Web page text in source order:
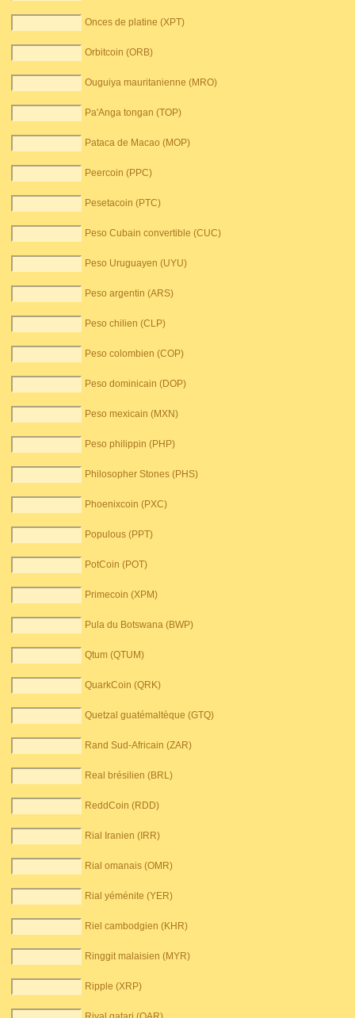
Onces de platine (XPT)
Orbitcoin (ORB)
Ouguiya mauritanienne (MRO)
Pa'Anga tongan (TOP)
Pataca de Macao (MOP)
Peercoin (PPC)
Pesetacoin (PTC)
Peso Cubain convertible (CUC)
Peso Uruguayen (UYU)
Peso argentin (ARS)
Peso chilien (CLP)
Peso colombien (COP)
Peso dominicain (DOP)
Peso mexicain (MXN)
Peso philippin (PHP)
Philosopher Stones (PHS)
Phoenixcoin (PXC)
Populous (PPT)
PotCoin (POT)
Primecoin (XPM)
Pula du Botswana (BWP)
Qtum (QTUM)
QuarkCoin (QRK)
Quetzal guatémaltèque (GTQ)
Rand Sud-Africain (ZAR)
Real brésilien (BRL)
ReddCoin (RDD)
Rial Iranien (IRR)
Rial omanais (OMR)
Rial yéménite (YER)
Riel cambodgien (KHR)
Ringgit malaisien (MYR)
Ripple (XRP)